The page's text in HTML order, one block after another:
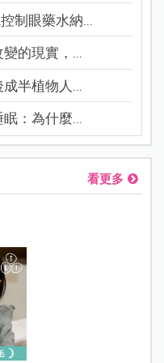
制眼藥水納...
的現實，...
半植物人...
：為什麼...
看更多